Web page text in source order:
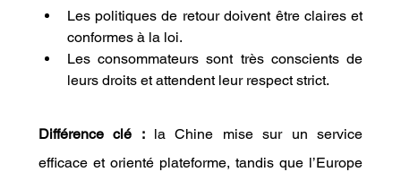
Les politiques de retour doivent être claires et
conformes à la loi.
Les consommateurs sont très conscients de
leurs droits et attendent leur respect strict.
Différence clé : la Chine mise sur un service
efficace et orienté plateforme, tandis que l’Europe